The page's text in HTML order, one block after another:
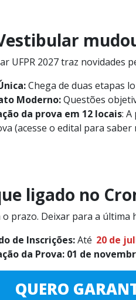
UFPR 2027 traz novidades
Chega de duas etapas
Moderno:Questões
da prova em 12 locais:
(acesse o edital para saber
ligado no
o prazo. Deixar para a
de Inscrições:Até 20 de
da Prova: 01 de
QUERO